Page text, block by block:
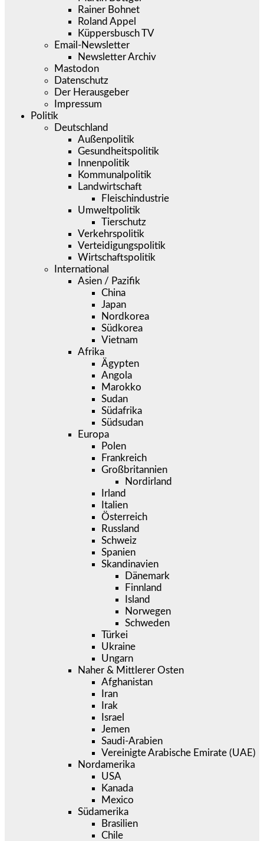
Rainer Bohnet
Roland Appel
Küppersbusch TV
Email-Newsletter
Newsletter Archiv
Mastodon
Datenschutz
Der Herausgeber
Impressum
Politik
Deutschland
Außenpolitik
Gesundheitspolitik
Innenpolitik
Kommunalpolitik
Landwirtschaft
Fleischindustrie
Umweltpolitik
Tierschutz
Verkehrspolitik
Verteidigungspolitik
Wirtschaftspolitik
International
Asien / Pazifik
China
Japan
Nordkorea
Südkorea
Vietnam
Afrika
Ägypten
Angola
Marokko
Sudan
Südafrika
Südsudan
Europa
Polen
Frankreich
Großbritannien
Nordirland
Irland
Italien
Österreich
Russland
Schweiz
Spanien
Skandinavien
Dänemark
Finnland
Island
Norwegen
Schweden
Türkei
Ukraine
Ungarn
Naher & Mittlerer Osten
Afghanistan
Iran
Irak
Israel
Jemen
Saudi-Arabien
Vereinigte Arabische Emirate (UAE)
Nordamerika
USA
Kanada
Mexico
Südamerika
Brasilien
Chile